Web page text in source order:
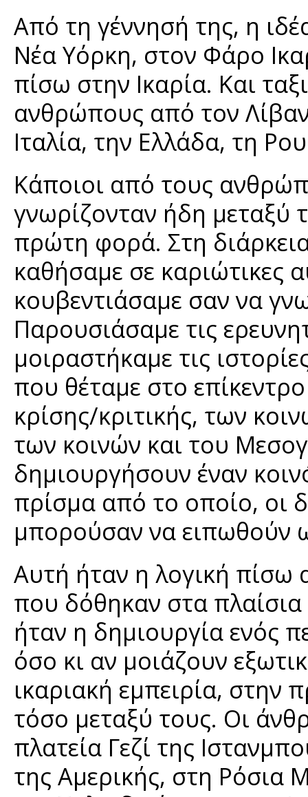
Από τη γέννησή της, η
Νέα Υόρκη, στον Φάρο
πίσω στην Ικαρία. Και
ανθρώπους από τον
Ιταλία, την Ελλάδα, τη
Κάποιοι από τους
γνωρίζονταν ήδη μεταξύ
πρώτη φορά. Στη
καθήσαμε σε καριώτικες
κουβεντιάσαμε σαν να
Παρουσιάσαμε τις
μοιραστήκαμε τις
που θέταμε στο
κρίσης/κριτικής, των
των κοινών και του
δημιουργήσουν έναν
πρίσμα από το οποίο, οι
μπορούσαν να ειπωθούν
Αυτή ήταν η λογική πίσω
που δόθηκαν στα
ήταν η δημιουργία ενός
όσο κι αν μοιάζουν
ικαριακή εμπειρία, στην
τόσο μεταξύ τους. Οι
πλατεία Γεζί της
της Αμερικής, στη Ρόσια